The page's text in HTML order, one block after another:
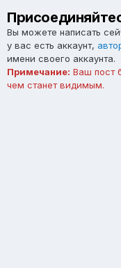
Вы можете написать
у вас есть аккаунт,
имени своего аккаунта.
Примечание: Ваш пост
чем станет видимым.